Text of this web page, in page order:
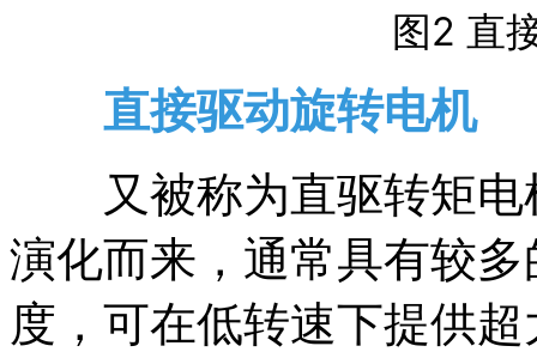
图2 直
直接驱动旋转电机
又被称为直驱转矩电
演化而来，通常具有较
度，可在低转速下提供